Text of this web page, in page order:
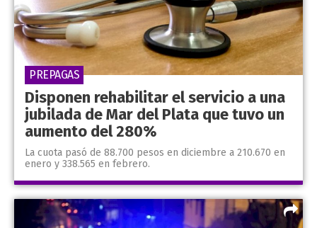
Disponen rehabilitar el servicio a una
jubilada de Mar del Plata que tuvo un
aumento del 280%
La cuota pasó de 88.700 pesos en diciembre a 210.670 en
enero y 338.565 en febrero.
PREPAGAS